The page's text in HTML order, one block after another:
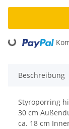
Loading...
Beschreibung
Styroporring
30 cm
ca. 18 cm